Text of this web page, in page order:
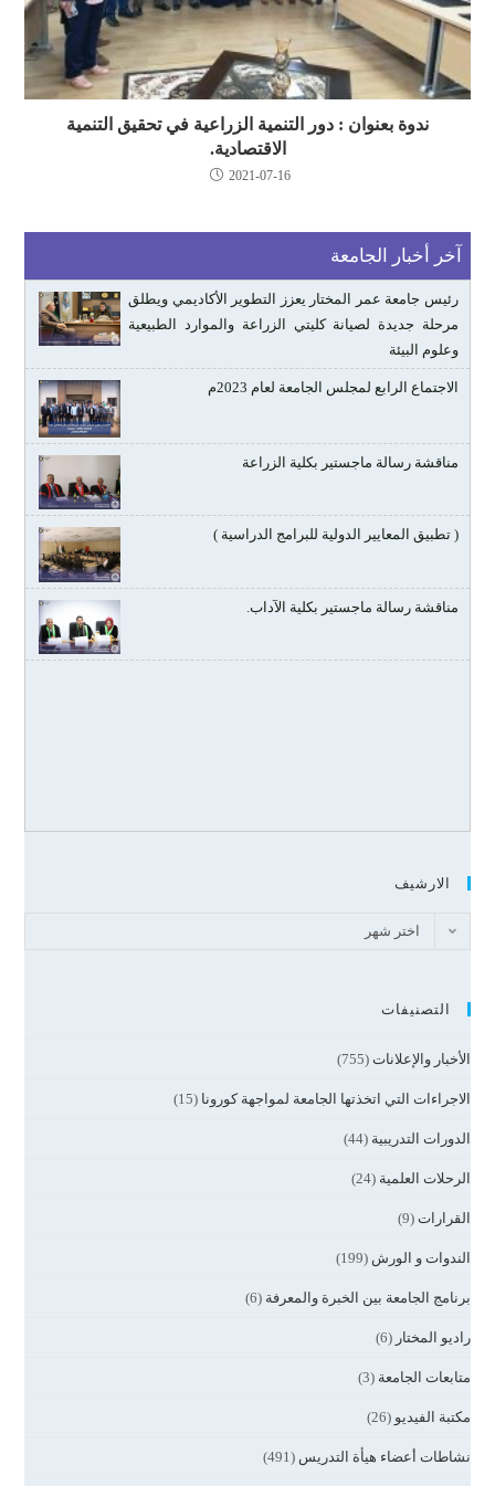
ندوة بعنوان : دور التنمية الزراعية في تحقيق التنمية
الاقتصادية.
2021-07-16
آخر أخبار الجامعة
رئيس جامعة عمر المختار يعزز التطوير الأكاديمي ويطلق
مرحلة جديدة لصيانة كليتي الزراعة والموارد الطبيعية
وعلوم البيئة
الاجتماع الرابع لمجلس الجامعة لعام 2023م
مناقشة رسالة ماجستير بكلية الزراعة
( تطبيق المعايير الدولية للبرامج الدراسية )
مناقشة رسالة ماجستير بكلية الآداب.
الارشيف
اختر شهر
التصنيفات
الأخبار والإعلانات (755)
الاجراءات التي اتخذتها الجامعة لمواجهة كورونا (15)
الدورات التدريبية (44)
الرحلات العلمية (24)
القرارات (9)
الندوات و الورش (199)
برنامج الجامعة بين الخبرة والمعرفة (6)
راديو المختار (6)
متابعات الجامعة (3)
مكتبة الفيديو (26)
نشاطات أعضاء هيأة التدريس (491)